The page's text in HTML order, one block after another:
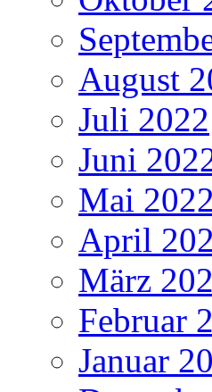
August
Juli 2022
Juni
Mai 2022
April
März
Februar
Januar